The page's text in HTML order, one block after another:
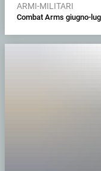
ARMI-MILITARI
Combat Arms giugno-